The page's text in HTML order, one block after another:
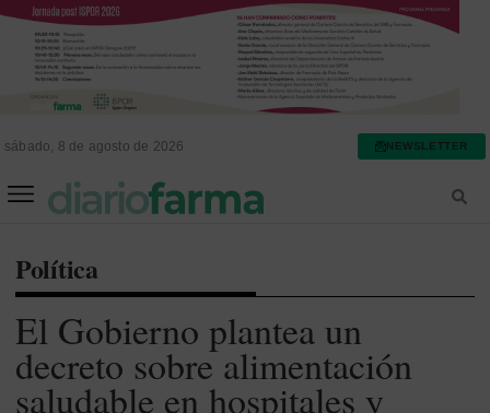
sábado, 8 de agosto de 2026 NEWSLETTER
Política
El Gobierno plantea un
decreto sobre alimentación
saludable en hospitales y